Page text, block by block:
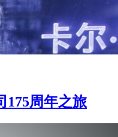
175周年之旅